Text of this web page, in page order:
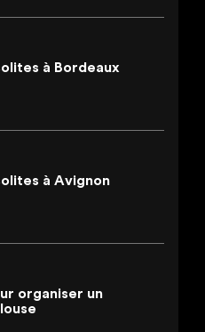
à Bordeaux
à Avignon
organiser un